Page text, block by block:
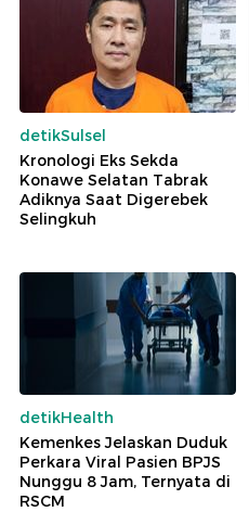
detikSulsel
Kronologi Eks Sekda
Konawe Selatan Tabrak
Adiknya Saat Digerebek
Selingkuh
detikHealth
Kemenkes Jelaskan Duduk
Perkara Viral Pasien BPJS
Nunggu 8 Jam, Ternyata di
RSCM